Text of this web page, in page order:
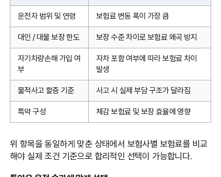
운전자 범위 및 연령 보험료 변동 폭이 가장 큼
대인 / 대물 보장 한도 보장 수준 차이로 보험료 왜곡 방지
자기차량손해 가입 여
부
자차 포함 여부에 따라 보험료 차이
발생
물적사고 할증 기준 사고 시 실제 부담 구조가 달라짐
특약 구성 체감 보험료 및 보장 효율에 영향
위 항목을 동일하게 맞춘 상태에서 보험사별 보험료를 비교
해야 실제 조건 기준으로 합리적인 선택이 가능합니다.